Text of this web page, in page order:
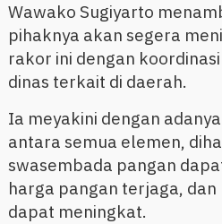
Wawako Sugiyarto
pihaknya akan segera
rakor ini dengan
dinas terkait di daerah.
Ia meyakini dengan
antara semua elemen,
swasembada pangan
harga pangan terjaga,
dapat meningkat.